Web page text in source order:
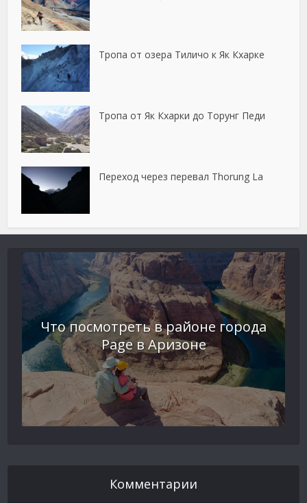
Тропа от озера Тиличо к Як Кхарке
Тропа от Як Кхарки до Торунг Педи
Переход через перевал Thorung La
Что посмотреть в районе города
Page в Аризоне
Комментарии